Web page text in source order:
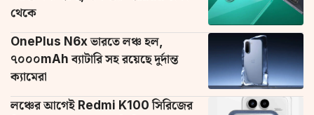
থেকে
OnePlus N6x ভারতে লঞ্চ হল,
৭০০০mAh ব্যাটারি সহ রয়েছে দুর্দান্ত
ক্যামেরা
লঞ্চের আগেই Redmi K100 সিরিজের